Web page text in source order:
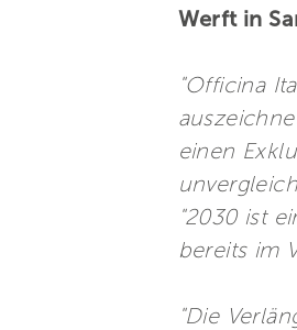
Werft in
"Officina
einen
"2030 ist
bereits im
"Die